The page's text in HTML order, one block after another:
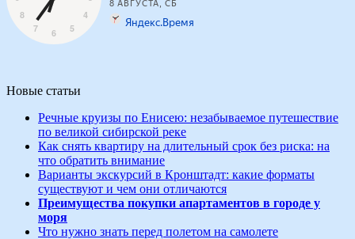
Новые статьи
Речные круизы по Енисею: незабываемое путешествие
по великой сибирской реке
Как снять квартиру на длительный срок без риска: на
что обратить внимание
Варианты экскурсий в Кронштадт: какие форматы
существуют и чем они отличаются
Преимущества покупки апартаментов в городе у
моря
Что нужно знать перед полетом на самолете